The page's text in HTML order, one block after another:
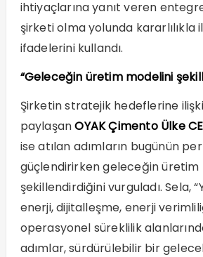
ihtiyaçlarına yanıt veren
şirketi olma yolunda kararlılıkla
ifadelerini kullandı.
“Geleceğin üretim modelini
Şirketin stratejik hedeflerine
paylaşanOYAK Çimento Ülke
ise atılan adımların bugünün
güçlendirirken geleceğin üretim
şekillendirdiğini vurguladı. Sela,
enerji, dijitalleşme, enerji
operasyonel süreklilik
adımlar, sürdürülebilir bir